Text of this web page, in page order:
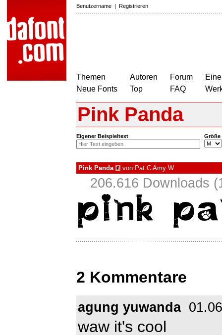
Benutzername | Registrieren
Themen
Neue Fonts
Autoren
Top
Forum
FAQ
Pink Panda
Eigener Beispieltext Größe
Pink Panda € von Pat C Amy W
206.616 Downloads
2 Kommentare
agung yuwanda
waw it's cool